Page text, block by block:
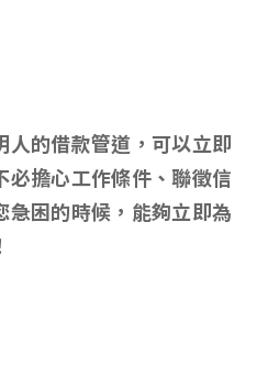
人的借款管道，可以立即
必擔心工作條件、聯徵信
困的時候，能夠立即為